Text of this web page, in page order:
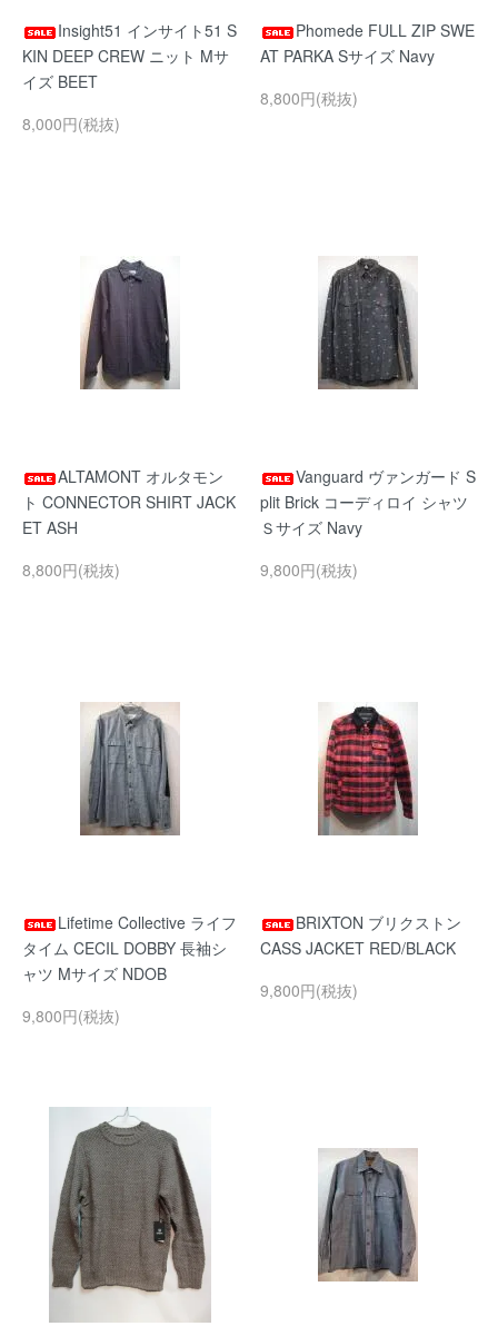
Insight51 インサイト51 S
KIN DEEP CREW ニット Mサ
イズ BEET
8,000円(税抜)
Phomede FULL ZIP SWE
AT PARKA Sサイズ Navy
8,800円(税抜)
ALTAMONT オルタモン
ト CONNECTOR SHIRT JACK
ET ASH
8,800円(税抜)
Vanguard ヴァンガード S
plit Brick コーディロイ シャツ
Ｓサイズ Navy
9,800円(税抜)
Lifetime Collective ライフ
タイム CECIL DOBBY 長袖シ
ャツ Mサイズ NDOB
9,800円(税抜)
BRIXTON ブリクストン
CASS JACKET RED/BLACK
9,800円(税抜)